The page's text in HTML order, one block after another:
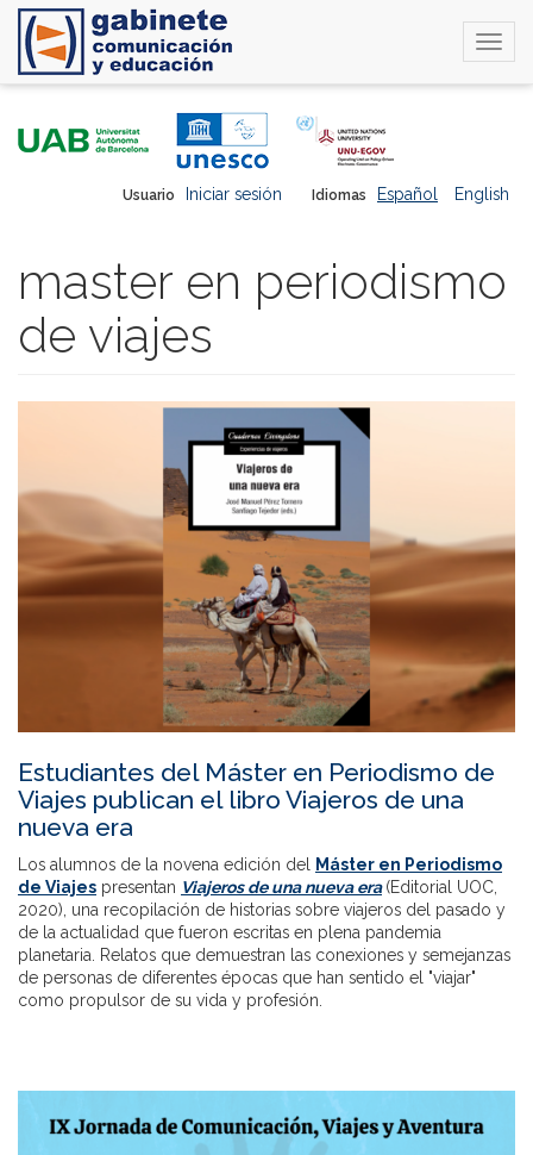
Idiomas Español English
Usuario Iniciar sesión
master en periodismo
de viajes
Estudiantes del Máster en Periodismo de
Viajes publican el libro Viajeros de una
nueva era
Los alumnos de la novena edición del Máster en Periodismo
de Viajes presentan Viajeros de una nueva era (Editorial UOC,
2020), una recopilación de historias sobre viajeros del pasado y
de la actualidad que fueron escritas en plena pandemia
planetaria. Relatos que demuestran las conexiones y semejanzas
de personas de diferentes épocas que han sentido el "viajar"
como propulsor de su vida y profesión.